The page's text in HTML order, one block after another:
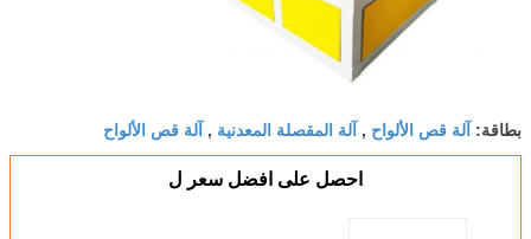
بطاقة: آلة قص الألواح , آلة المقصلة المعدنية , آلة قص الألواح
احصل على افضل سعر ل